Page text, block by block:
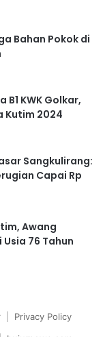
Bahan Pokok di
B1 KWK Golkar,
Kutim 2024
Sangkulirang:
Capai Rp
Awang
76 Tahun
Privacy Policy